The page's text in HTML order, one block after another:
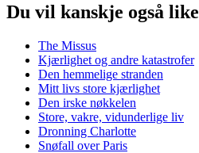
Du vil kanskje også like
The Missus
Kjærlighet og andre katastrofer
Den hemmelige stranden
Mitt livs store kjærlighet
Den irske nøkkelen
Store, vakre, vidunderlige liv
Dronning Charlotte
Snøfall over Paris